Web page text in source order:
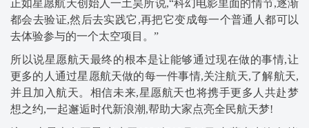
正如星愿航天创始人一土昊所说,“科幻电影里面的情节,逐渐
都会去验证,然后去实践它,再把它变成每一个普通人都可以
去体验参与的一个太空项目。”
所以说星愿航天最终的根本是让能够通过现在做的事情,让
更多的人通过星愿航天做的每一件事情,关注航天,了解航天,
并且加入航天。相信未来,星愿航天也将携手更多人共赴梦
想之约,一起邂逅时代新浪潮,帮助大家点亮全民航天梦!